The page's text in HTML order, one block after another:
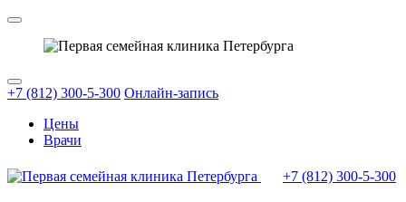
+7 (812) 300-5-300 Онлайн-запись
Цены
Врачи
+7 (812) 300-5-300